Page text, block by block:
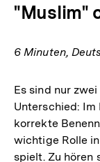
"Muslim"
6 Minuten,
Es sind nur
Unterschied:
korrekte
wichtige Rolle
spielt. Zu hören